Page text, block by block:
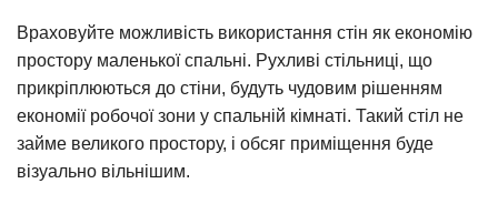
Враховуйте можливість використання стін як економію
простору маленької спальні. Рухливі стільниці, що
прикріплюються до стіни, будуть чудовим рішенням
економії робочої зони у спальній кімнаті. Такий стіл не
займе великого простору, і обсяг приміщення буде
візуально вільнішим.